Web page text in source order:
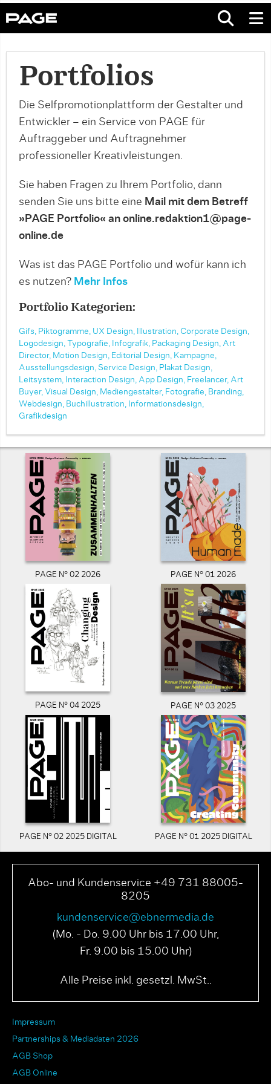
Portfolios
Die Selfpromotionplattform der Gestalter und
Entwickler – ein Service von PAGE für
Auftraggeber und Auftragnehmer
professioneller Kreativleistungen.
Sie haben Fragen zu Ihrem Portfolio, dann
senden Sie uns bitte eine Mail mit dem Betreff
»PAGE Portfolio« an online.redaktion1@page-
online.de
Was ist das PAGE Portfolio und wofür kann ich
es nutzen? Mehr Infos
Portfolio Kategorien:
Gifs, Piktogramme, UX Design, Illustration, Corporate Design,
Logodesign,
Typografie, Infografik, Packaging Design, Art
Director, Motion Design, Editorial Design, Kampagne,
Ausstellungsdesign, Service Design, Plakat Design,
Leitsystem, Interaction Design, App Design, Freelancer, Art
Buyer, Visual Design, Mediengestalter, Fotografie, Branding,
Webdesign, Buchillustration, Informationsdesign,
Grafikdesign
PAGE N° 02 2026 PAGE N° 01 2026
PAGE N° 04 2025 PAGE N° 03 2025
PAGE N° 02 2025 DIGITAL PAGE N° 01 2025 DIGITAL
Abo- und Kundenservice +49 731 88005-
8205
kundenservice@ebnermedia.de
(Mo. - Do. 9.00 Uhr bis 17.00 Uhr,
Fr. 9.00 bis 15.00 Uhr)
Alle Preise inkl. gesetzl. MwSt..
Impressum
Partnerships & Mediadaten 2026
AGB Shop
AGB Online